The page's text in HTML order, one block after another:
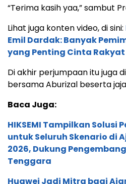
“Terima kasih yaa,” sambut
Lihat juga konten video, di sini:
Emil Dardak: Banyak
yang Penting Cinta
Di akhir perjumpaan itu juga
bersama Aburizal beserta
Baca Juga:
HIKSEMI Tampilkan Solusi
untuk Seluruh Skenario di
2026, Dukung
Tenggara
Huawei Jadi Mitra bagi